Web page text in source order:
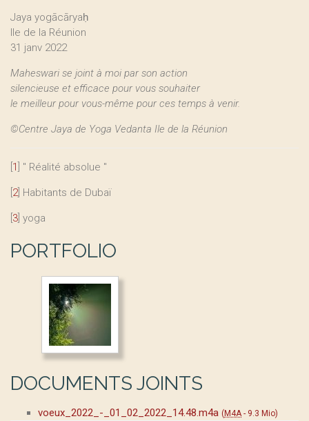
Jaya yogācāryaḥ
Ile de la Réunion
31 janv 2022
Maheswari se joint à moi par son action
silencieuse et efficace pour vous souhaiter
le meilleur pour vous-même pour ces temps à venir.
©Centre Jaya de Yoga Vedanta Ile de la Réunion
1 " Réalité absolue "
2] Habitants de Dubaï
3 yoga
PORTFOLIO
DOCUMENTS JOINTS
voeux_2022_-_01_02_2022_14.48.m4a ( M4A- 9.3 Mio)